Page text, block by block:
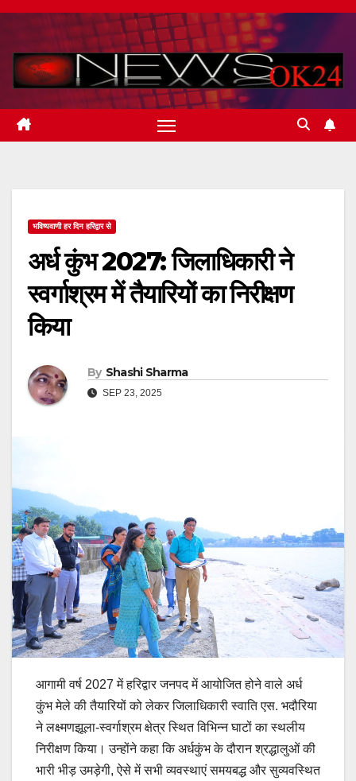
Skip
content
भविष्यवाणी हर दिन हरिद्वार से
अर्ध कुंभ 2027: जिलाधिकारी ने
स्वर्गाश्रम में तैयारियों का निरीक्षण
किया
By Shashi Sharma
SEP 23, 2025
आगामी वर्ष 2027 में हरिद्वार जनपद में आयोजित होने वाले अर्ध
कुंभ मेले की तैयारियों को लेकर जिलाधिकारी स्वाति एस. भदौरिया
ने लक्ष्मणझूला-स्वर्गाश्रम क्षेत्र स्थित विभिन्न घाटों का स्थलीय
निरीक्षण किया। उन्होंने कहा कि अर्धकुंभ के दौरान श्रद्धालुओं की
भारी भीड़ उमड़ेगी, ऐसे में सभी व्यवस्थाएं समयबद्ध और सुव्यवस्थित